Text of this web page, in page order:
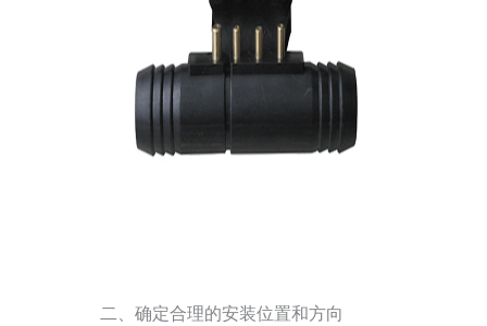
二、确定合理的安装位置和方向